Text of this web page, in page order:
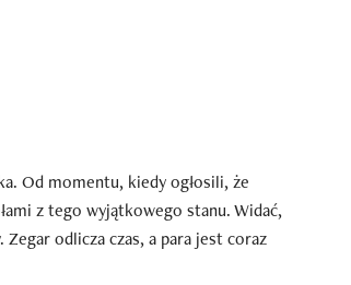
Od momentu, kiedy ogłosili, że
z tego wyjątkowego stanu. Widać,
Zegar odlicza czas, a para jest coraz